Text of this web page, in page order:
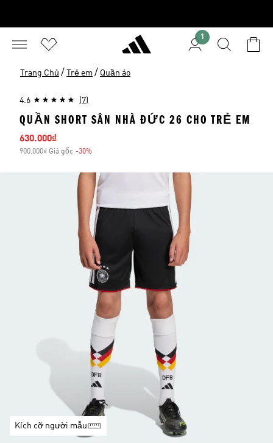
1
Trang Chủ / Trẻ em / Quần áo
4.6 (7)
QUẦN SHORT SÂN NHÀ ĐỨC 26 CHO TRẺ EM
Giá bán
630.000₫
900.000₫ Giá gốc -30%
Kích cỡ người mẫu